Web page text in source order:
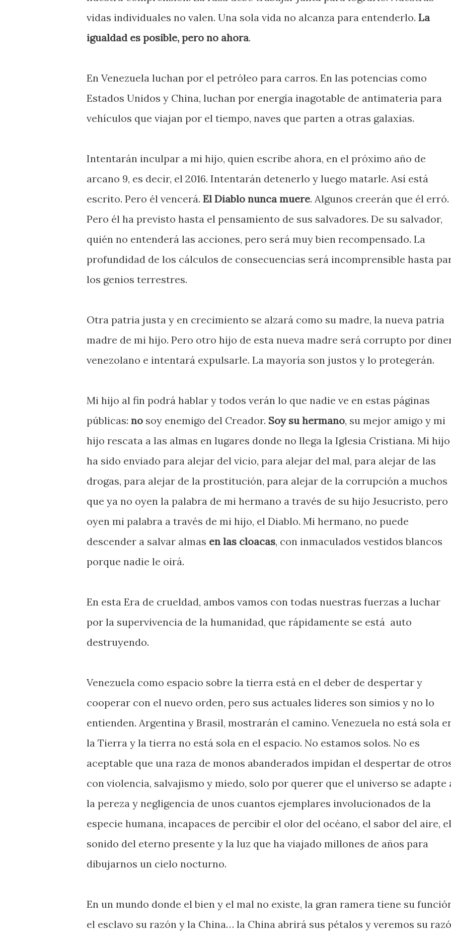
vidas individuales no valen. Una sola vida no alcanza para entenderlo. La
igualdad es posible, pero no ahora.
En Venezuela luchan por el petróleo para carros. En las potencias como
Estados Unidos y China, luchan por energía inagotable de antimateria para
vehículos que viajan por el tiempo, naves que parten a otras galaxias.
Intentarán inculpar a mi hijo, quien escribe ahora, en el próximo año de
arcano 9, es decir, el 2016. Intentarán detenerlo y luego matarle. Así está
escrito. Pero él vencerá. El Diablo nunca muere. Algunos creerán que él erró.
Pero él ha previsto hasta el pensamiento de sus salvadores. De su salvador,
quién no entenderá las acciones, pero será muy bien recompensado. La
profundidad de los cálculos de consecuencias será incomprensible hasta
los genios terrestres.
Otra patria justa y en crecimiento se alzará como su madre, la nueva patria
madre de mi hijo. Pero otro hijo de esta nueva madre será corrupto por
venezolano e intentará expulsarle. La mayoría son justos y lo protegerán.
Mi hijo al fin podrá hablar y todos verán lo que nadie ve en estas páginas
públicas: no soy enemigo del Creador. Soy su hermano, su mejor amigo y mi
hijo rescata a las almas en lugares donde no llega la Iglesia Cristiana. Mi hijo
ha sido enviado para alejar del vicio, para alejar del mal, para alejar de las
drogas, para alejar de la prostitución, para alejar de la corrupción a muchos
que ya no oyen la palabra de mi hermano a través de su hijo Jesucristo, pero
oyen mi palabra a través de mi hijo, el Diablo. Mi hermano, no puede
descender a salvar almas en las cloacas, con inmaculados vestidos blancos
porque nadie le oirá.
En esta Era de crueldad, ambos vamos con todas nuestras fuerzas a luchar
por la supervivencia de la humanidad, que rápidamente se está auto
destruyendo.
Venezuela como espacio sobre la tierra está en el deber de despertar y
cooperar con el nuevo orden, pero sus actuales lideres son simios y no lo
entienden. Argentina y Brasil, mostrarán el camino. Venezuela no está sola
la Tierra y la tierra no está sola en el espacio. No estamos solos. No es
aceptable que una raza de monos abanderados impidan el despertar de
con violencia, salvajismo y miedo, solo por querer que el universo se adapte
la pereza y negligencia de unos cuantos ejemplares involucionados de la
especie humana, incapaces de percibir el olor del océano, el sabor del aire, el
sonido del eterno presente y la luz que ha viajado millones de años para
dibujarnos un cielo nocturno.
En un mundo donde el bien y el mal no existe, la gran ramera tiene su
el esclavo su razón y la China… la China abrirá sus pétalos y veremos su